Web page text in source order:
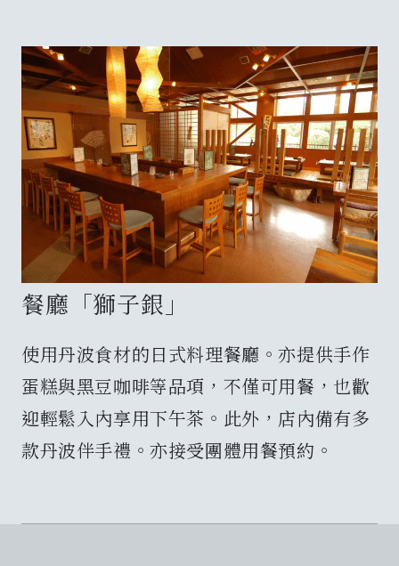
餐廳「獅子銀」
​​使用丹波食材的日式料理餐廳。亦提供手作
蛋糕與黑豆咖啡等品項，不僅可用餐，也歡
迎輕鬆入內享用下午茶。此外，店內備有多
款丹波伴手禮。亦接受團體用餐預約。